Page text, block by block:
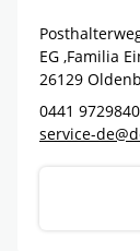
EG ,Familia
26129
0441 9729840
service-